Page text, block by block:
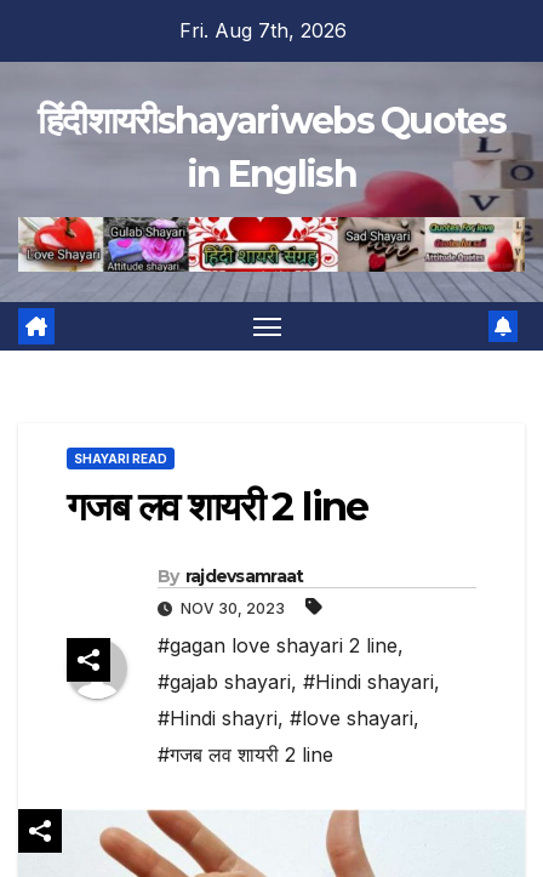
Fri. Aug 7th, 2026
हिंदीशायरीshayariwebs Quotes
in English
SHAYARI READ
गजब लव शायरी 2 line
By rajdevsamraat
NOV 30, 2023
#gagan love shayari 2 line,
#gajab shayari, #Hindi shayari,
#Hindi shayri, #love shayari,
#गजब लव शायरी 2 line